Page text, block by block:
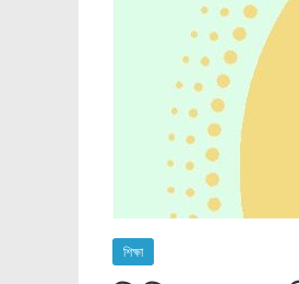
শিক্ষা